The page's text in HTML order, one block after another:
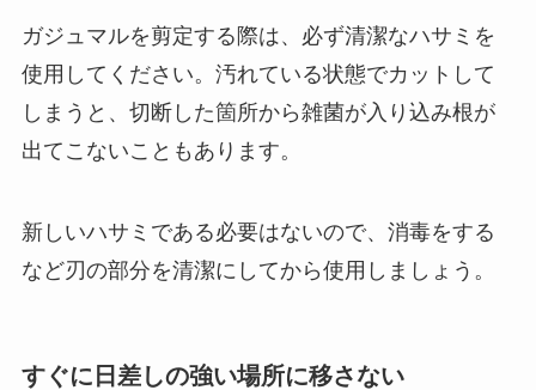
ガジュマルを剪定する際は、必ず清潔なハサミを
使用してください。汚れている状態でカットして
しまうと、切断した箇所から雑菌が入り込み根が
出てこないこともあります。
新しいハサミである必要はないので、 消毒をする
など刃の部分を清潔にしてから使用 しましょう。
すぐに日差しの強い場所に移さない